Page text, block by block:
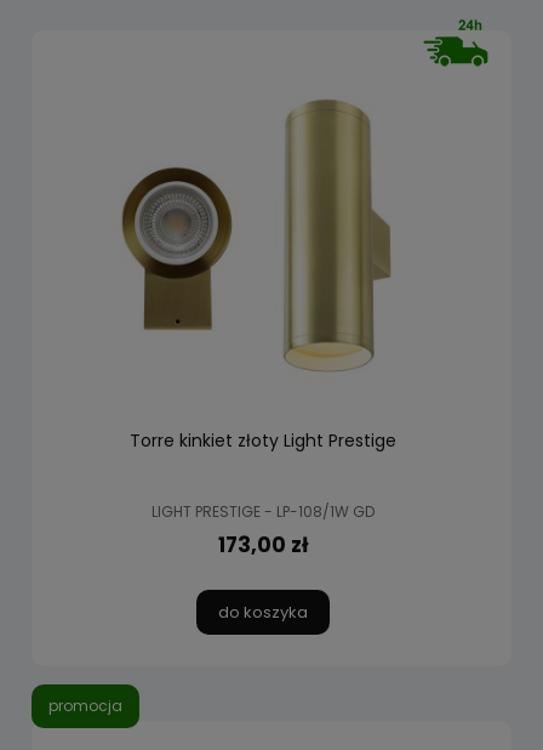
Torre kinkiet złoty Light Prestige
LIGHT PRESTIGE - LP-108/1W GD
173,00 zł
do koszyka
promocja